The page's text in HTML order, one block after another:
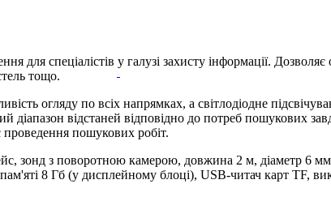
спеціалістів у галузі захисту інформації.
тощо.
огляду по всіх напрямках, а світлодіодне
діапазон відстаней відповідно до потреб пошукових
проведення пошукових робіт.
зонд з поворотною камерою, довжина 2 м, діаметр 6
8 Гб (у дисплейному блоці), USB-читач карт TF,